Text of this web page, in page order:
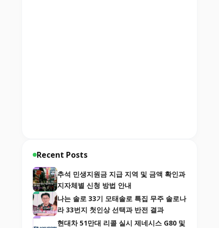
Recent Posts
추석 민생지원금 지급 지역 및 금액 확인과
지자체별 신청 방법 안내
나는 솔로 33기 모태솔로 특집 무주 솔로나
라 33번지 첫인상 선택과 반전 결과
현대차 51만대 리콜 실시 제네시스 G80 및